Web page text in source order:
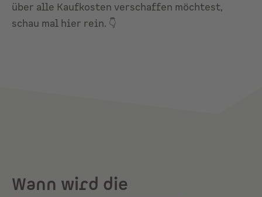
über alle Kaufkosten verschaffen möchtest,
schau mal hier rein. 👇
Wann wird die